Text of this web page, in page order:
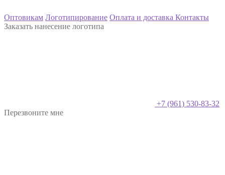
Оптовикам Логотипирование Оплата и доставка Контакты
Заказать нанесение логотипа
+7 (961) 530-83-32
Перезвоните мне